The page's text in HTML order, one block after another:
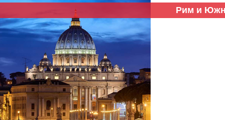
Рим и